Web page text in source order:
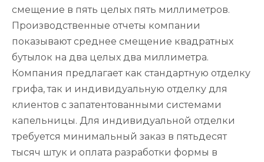
смещение в пять целых пять миллиметров.
Производственные отчеты компании
показывают среднее смещение квадратных
бутылок на два целых два миллиметра.
Компания предлагает как стандартную отделку
грифа, так и индивидуальную отделку для
клиентов с запатентованными системами
капельницы. Для индивидуальной отделки
требуется минимальный заказ в пятьдесят
тысяч штук и оплата разработки формы в